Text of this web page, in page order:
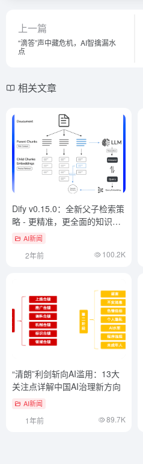
上一篇
“滴答”声中藏危机，AI智擒漏水
点
相关文章
Dify v0.15.0：全新父子检索策
略 - 更精准，更全面的知识检
索 AI新闻
2年前 100.2K
“清朗”利剑斩向AI滥用：13大
关注点详解中国AI治理新方向
AI新闻
1年前 89.7K